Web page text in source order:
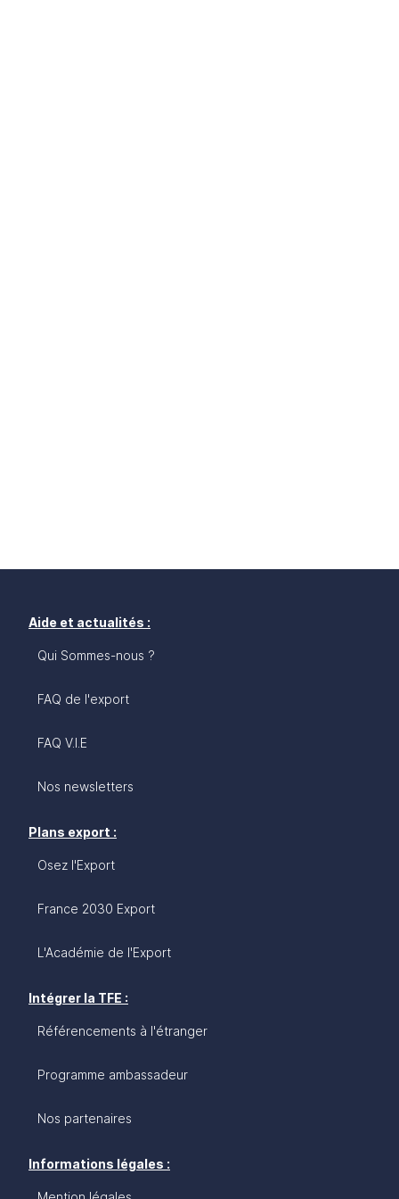
Aide et actualités :
Qui Sommes-nous ?
FAQ de l'export
FAQ V.I.E
Nos newsletters
Plans export :
Osez l'Export
France 2030 Export
L'Académie de l'Export
Intégrer la TFE :
Référencements à l'étranger
Programme ambassadeur
Nos partenaires
Informations légales :